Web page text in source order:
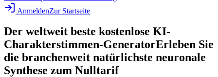
AnmeldenZur Startseite
Der weltweit beste kostenlose KI-
Charakterstimmen-GeneratorErleben Sie
die branchenweit natürlichste neuronale
Synthese zum Nulltarif